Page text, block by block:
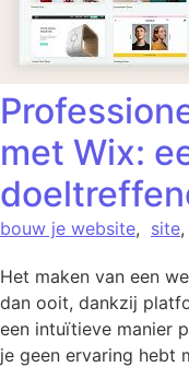
met Wix:
bouw je website, site,
Het maken van een
dan ooit, dankzij
een intuïtieve manier
je geen ervaring hebt